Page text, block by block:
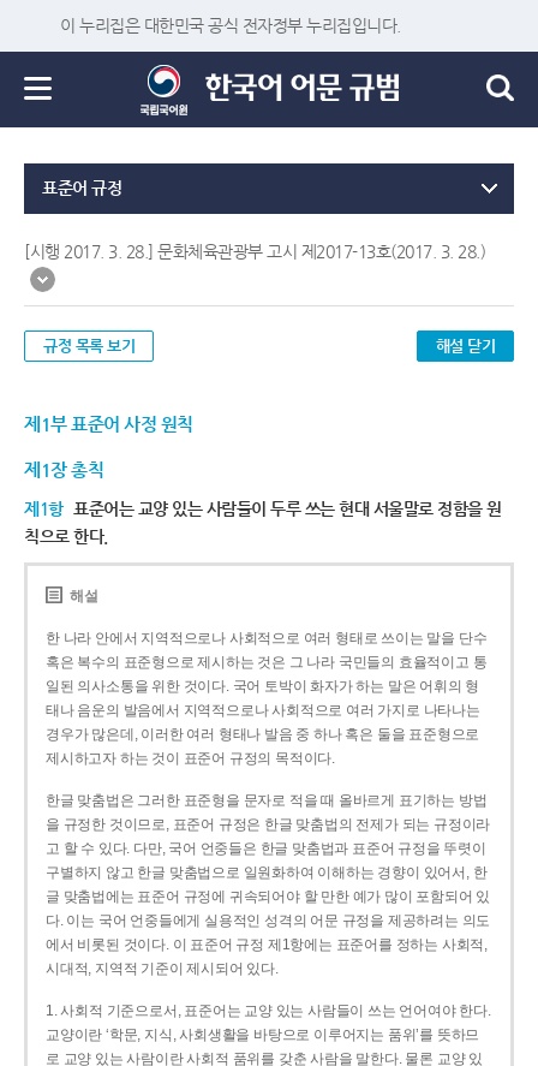
이 누리집은 대한민국 공식 전자정부 누리집입니다.
표준어 규정
[시행 2017. 3. 28.] 문화체육관광부 고시 제2017-13호(2017. 3. 28.)
규정 목록 보기 해설 닫기
제1부 표준어 사정 원칙
제1장 총칙
제1항 표준어는 교양 있는 사람들이 두루 쓰는 현대 서울말로 정함을 원
칙으로 한다.
해설
한 나라 안에서 지역적으로나 사회적으로 여러 형태로 쓰이는 말을 단수
혹은 복수의 표준형으로 제시하는 것은 그 나라 국민들의 효율적이고 통
일된 의사소통을 위한 것이다. 국어 토박이 화자가 하는 말은 어휘의 형
태나 음운의 발음에서 지역적으로나 사회적으로 여러 가지로 나타나는
경우가 많은데, 이러한 여러 형태나 발음 중 하나 혹은 둘을 표준형으로
제시하고자 하는 것이 표준어 규정의 목적이다.
한글 맞춤법은 그러한 표준형을 문자로 적을 때 올바르게 표기하는 방법
을 규정한 것이므로, 표준어 규정은 한글 맞춤법의 전제가 되는 규정이라
고 할 수 있다. 다만, 국어 언중들은 한글 맞춤법과 표준어 규정을 뚜렷이
구별하지 않고 한글 맞춤법으로 일원화하여 이해하는 경향이 있어서, 한
글 맞춤법에는 표준어 규정에 귀속되어야 할 만한 예가 많이 포함되어 있
다. 이는 국어 언중들에게 실용적인 성격의 어문 규정을 제공하려는 의도
에서 비롯된 것이다. 이 표준어 규정 제1항에는 표준어를 정하는 사회적,
시대적, 지역적 기준이 제시되어 있다.
1. 사회적 기준으로서, 표준어는 교양 있는 사람들이 쓰는 언어여야 한다.
교양이란 ‘학문, 지식, 사회생활을 바탕으로 이루어지는 품위’를 뜻하므
로 교양 있는 사람이란 사회적 품위를 갖춘 사람을 말한다. 물론 교양 있